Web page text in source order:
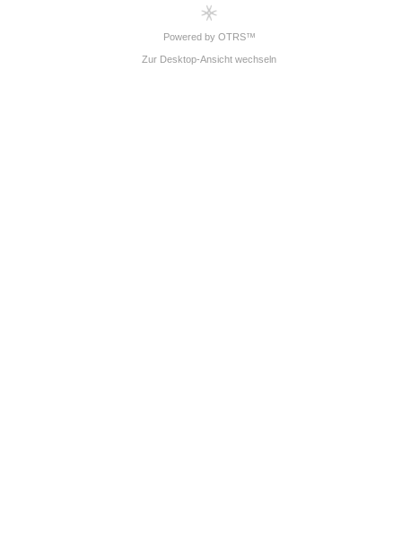
Powered by OTRS™
Zur Desktop-Ansicht wechseln